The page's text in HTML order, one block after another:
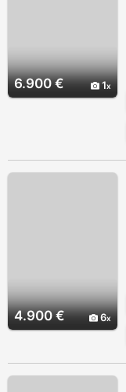
6.900 € 1
4.900 € 6